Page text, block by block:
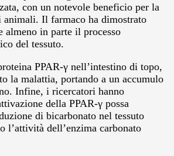
con un notevole beneficio per la
animali. Il farmaco ha dimostrato
almeno in parte il processo
del tessuto.
PPAR-γ nell’intestino di topo,
la malattia, portando a un accumulo
Infine, i ricercatori hanno
della PPAR-γ possa
di bicarbonato nel tessuto
l’attività dell’enzima carbonato